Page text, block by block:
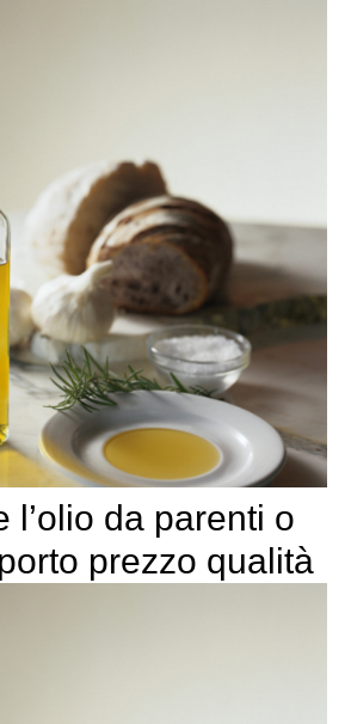
l’olio da parenti o
prezzo qualità